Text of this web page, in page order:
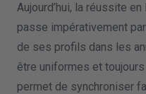
Aujourd’hui, la réussite
passe impérativement
de ses profils dans les
être uniformes et toujours
permet de synchroniser